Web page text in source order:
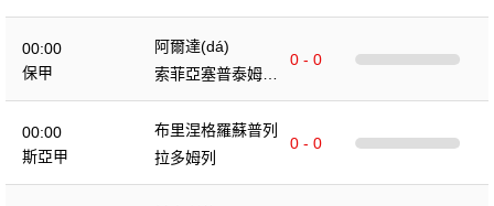
00:00
保甲
阿爾達(dá)
0 - 0
索菲亞塞普泰姆夫
里
00:00
斯亞甲
布里涅格羅蘇普列
0 - 0
拉多姆列